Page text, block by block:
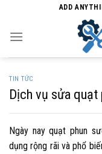
content
ADD
TIN TỨC
Dịch vụ sửa quạt
Ngày nay quạt phun
dụng rộng rãi và phổ